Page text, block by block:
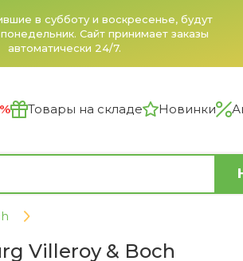
в субботу и воскресенье, будут
Сайт принимает заказы
автоматически 24/7.
Товары на складе Новинки
Villeroy & Boch